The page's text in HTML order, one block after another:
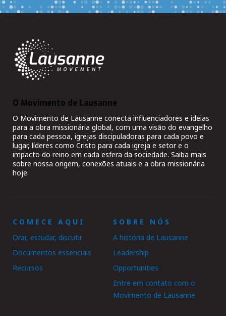
O Movimento de Lausanne
O Movimento de Lausanne conecta influenciadores e ideias
para a obra missionária global, com uma visão do evangelho
para cada pessoa, igrejas discipuladoras para cada povo e
lugar, líderes como Cristo para cada igreja e setor e o
impacto do reino em cada esfera da sociedade. Saiba mais
sobre nossa origem, conexões atuais e a obra missionária
hoje.
COMECE AQUI
Orar, estudar, discutir
Documentos essenciais
Recursos
SOBRE NÓS
A história de Lausanne
Leadership
Opportunities
Entre em contato com o
Movimento de Lausanne